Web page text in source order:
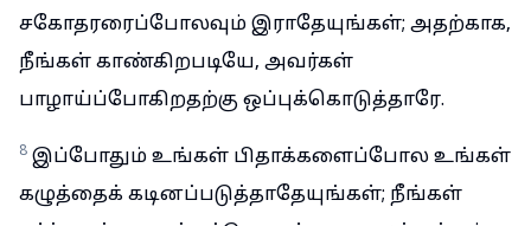
சகோதரரைப்போலவும் இராதேயுங்கள்; அதற்காக,
நீங்கள் காண்கிறபடியே, அவர்கள்
பாழாய்ப்போகிறதற்கு ஒப்புக்கொடுத்தாரே.
8 இப்போதும் உங்கள் பிதாக்களைப்போல உங்கள்
கழுத்தைக் கடினப்படுத்தாதேயுங்கள்; நீங்கள்